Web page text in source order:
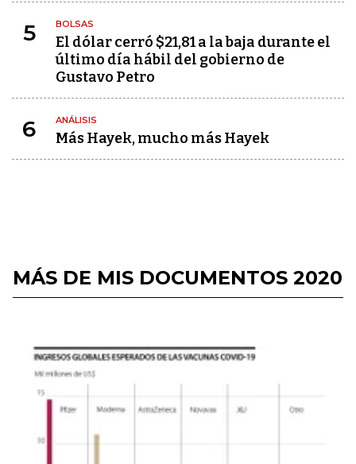
5 BOLSAS
El dólar cerró $21,81 a la baja durante el
último día hábil del gobierno de
Gustavo Petro
6 ANÁLISIS
Más Hayek, mucho más Hayek
MÁS DE MIS DOCUMENTOS 2020